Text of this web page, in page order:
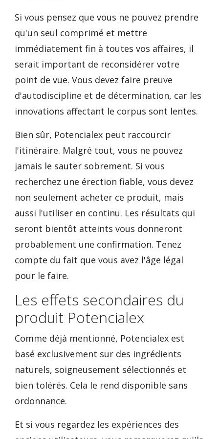
Si vous pensez que vous ne pouvez prendre
qu'un seul comprimé et mettre
immédiatement fin à toutes vos affaires, il
serait important de reconsidérer votre
point de vue. Vous devez faire preuve
d'autodiscipline et de détermination, car les
innovations affectant le corpus sont lentes.
Bien sûr, Potencialex peut raccourcir
l'itinéraire. Malgré tout, vous ne pouvez
jamais le sauter sobrement. Si vous
recherchez une érection fiable, vous devez
non seulement acheter ce produit, mais
aussi l'utiliser en continu. Les résultats qui
seront bientôt atteints vous donneront
probablement une confirmation. Tenez
compte du fait que vous avez l'âge légal
pour le faire.
Les effets secondaires du
produit Potencialex
Comme déjà mentionné, Potencialex est
basé exclusivement sur des ingrédients
naturels, soigneusement sélectionnés et
bien tolérés. Cela le rend disponible sans
ordonnance.
Et si vous regardez les expériences des